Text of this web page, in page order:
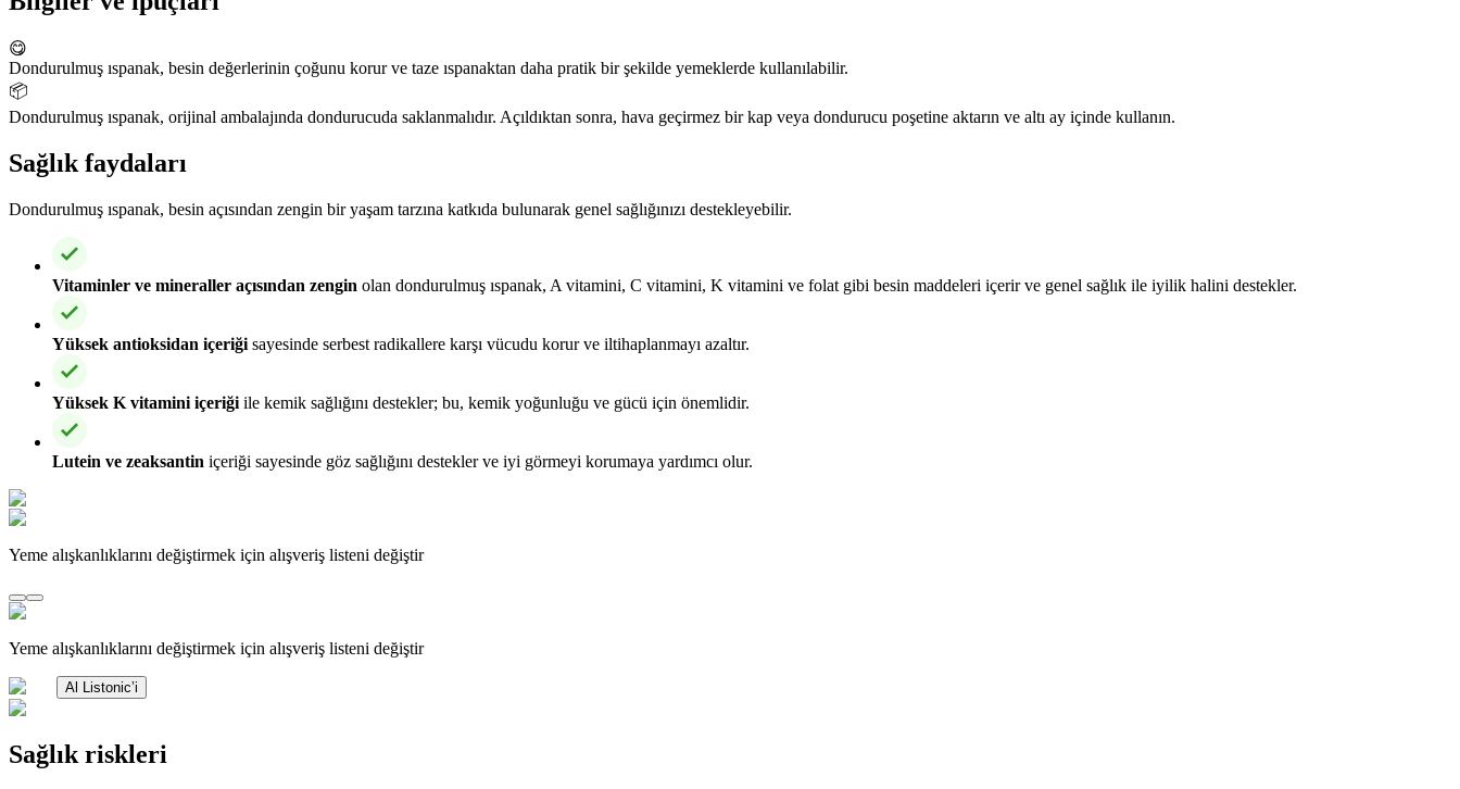
😋
Dondurulmuş ıspanak, besin değerlerinin çoğunu korur ve taze ıspanaktan daha pratik bir şekilde yemeklerde kullanılabilir.
📦
Dondurulmuş ıspanak, orijinal ambalajında dondurucuda saklanmalıdır. Açıldıktan sonra, hava geçirmez bir kap veya dondurucu poşetine aktarın ve altı ay içinde kullanın.
Sağlık faydaları
Dondurulmuş ıspanak, besin açısından zengin bir yaşam tarzına katkıda bulunarak genel sağlığınızı destekleyebilir.
Vitaminler ve mineraller açısından zengin olan dondurulmuş ıspanak, A vitamini, C vitamini, K vitamini ve folat gibi besin maddeleri içerir ve genel sağlık ile iyilik halini destekler.
Yüksek antioksidan içeriği sayesinde serbest radikallere karşı vücudu korur ve iltihaplanmayı azaltır.
Yüksek K vitamini içeriği ile kemik sağlığını destekler; bu, kemik yoğunluğu ve gücü için önemlidir.
Lutein ve zeaksantin içeriği sayesinde göz sağlığını destekler ve iyi görmeyi korumaya yardımcı olur.
Yeme alışkanlıklarını değiştirmek için alışveriş listeni değiştir
Yeme alışkanlıklarını değiştirmek için alışveriş listeni değiştir
Al Listonic’i
Sağlık riskleri